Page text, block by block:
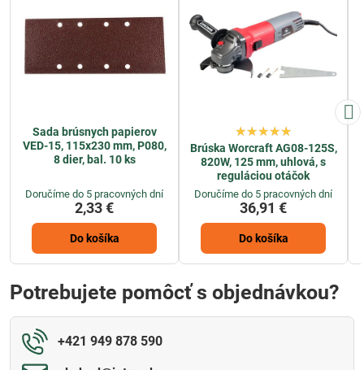
Sada brúsnych papierov
VED-15, 115x230 mm, P080,
8 dier, bal. 10 ks
Doručíme do 5 pracovných dní
2,33 €
Do košíka
Brúska Worcraft AG08-125S,
820W, 125 mm, uhlová, s
reguláciou otáčok
Doručíme do 5 pracovných dní
36,91 €
Do košíka
Potrebujete pomôcť s objednávkou?
+421 949 878 590